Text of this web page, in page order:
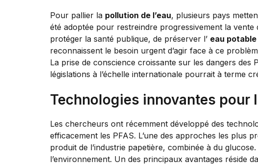
Pour pallier la pollution de l’eau, plusieurs pays
été adoptée pour restreindre progressivement la vente
protéger la santé publique, de préserver l’ eau potable
reconnaissent le besoin urgent d’agir face à ce
La prise de conscience croissante sur les dangers des
législations à l’échelle internationale pourrait à terme
Technologies innovantes pour
Les chercheurs ont récemment développé des
efficacement les PFAS. L’une des approches les plus
produit de l’industrie papetière, combinée à du
l’environnement. Un des principaux avantages réside